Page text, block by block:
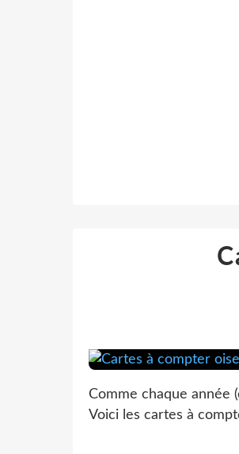
Comme chaque année
Voici les cartes à